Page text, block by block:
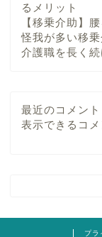
るメリット
【移乗介助】
怪我が多い移乗
介護職を長く
最近のコメント
表示できるコメ
プラ